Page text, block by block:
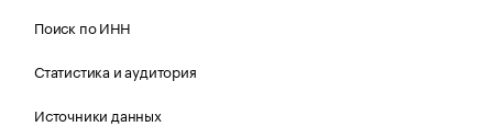
Поиск по ИНН
Статистика и аудитория
Источники данных